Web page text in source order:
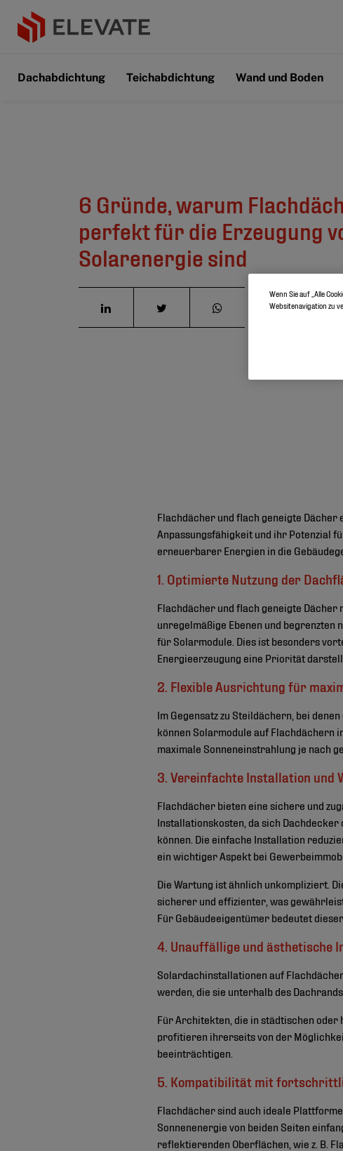
Dachabdichtung Teichabdichtung Wand und Boden
6 Gründe, warum
perfekt für die Erzeugung
Solarenergie sind
Flachdächer und flach geneigte
Anpassungsfähigkeit und ihr Potenzial
erneuerbarer Energien in die
1. Optimierte Nutzung der
Flachdächer und flach geneigte Dächer
unregelmäßige Ebenen und begrenzten
für Solarmodule. Dies ist besonders
Energieerzeugung eine Priorität
2. Flexible Ausrichtung für
Im Gegensatz zu Steildächern, bei
können Solarmodule auf Flachdächern
maximale Sonneneinstrahlung je nach
3. Vereinfachte Installation und
Flachdächer bieten eine sichere und
Installationskosten, da sich
können. Die einfache Installation
ein wichtiger Aspekt bei
Die Wartung ist ähnlich unkompliziert.
sicherer und effizienter, was
Für Gebäudeeigentümer bedeutet
4. Unauffällige und ästhetische
Solardachinstallationen auf
werden, die sie unterhalb des
Für Architekten, die in städtischen
profitieren ihrerseits von der
beeinträchtigen.
5. Kompatibilität mit
Flachdächer sind auch ideale
Sonnenenergie von beiden Seiten
reflektierenden Oberflächen, wie z. B.
Wenn Sie auf „Alle
Websitenavigation zu